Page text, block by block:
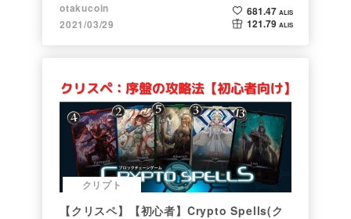
otakucoin
2021/03/29
681.47 ALIS
121.79 ALIS
クリプト
【クリスペ】【初心者】Crypto Spells(ク